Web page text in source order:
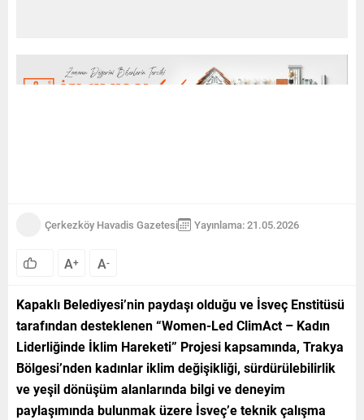
Çerkezköy Havadis Gazetesi Yayınlama: 21.05.2026
A+ A-
Kapaklı Belediyesi’nin paydaşı olduğu ve İsveç Enstitüsü
tarafından desteklenen “Women-Led ClimAct – Kadın
Liderliğinde İklim Hareketi” Projesi kapsamında, Trakya
Bölgesi’nden kadınlar iklim değişikliği, sürdürülebilirlik
ve yeşil dönüşüm alanlarında bilgi ve deneyim
paylaşımında bulunmak üzere İsveç’e teknik çalışma